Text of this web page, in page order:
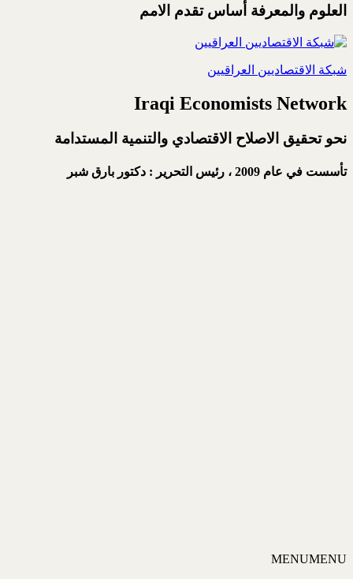
العلوم والمعرفة أساس تقدم الامم
شبكة الاقتصاديين العراقيين
Iraqi Economists Network
نحو تحقيق الاصلاح الاقتصادي والتنمية المستدامة
تأسست في عام 2009 ، رئيس التحرير : دكتور بارق شبر
MENUMENU